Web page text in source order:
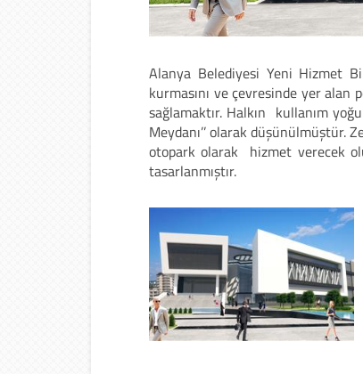
Alanya Belediyesi Yeni Hizmet
kurmasını ve çevresinde yer
sağlamaktır. Halkın kullanım
Meydanı’’ olarak
otopark olarak hizmet verecek
tasarlanmıştır.